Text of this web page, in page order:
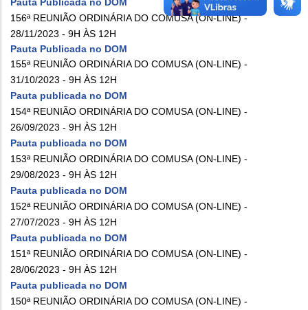
156ª REUNIÃO ORDINÁRIA DO COMUSA (ON-LINE) -
28/11/2023 - 9H ÀS 12H
Pauta Publicada no DOM
155ª REUNIÃO ORDINÁRIA DO COMUSA (ON-LINE) -
31/10/2023 - 9H ÀS 12H
Pauta publicada no DOM
154ª REUNIÃO ORDINÁRIA DO COMUSA (ON-LINE) -
26/09/2023 - 9H ÀS 12H
Pauta publicada no DOM
153ª REUNIÃO ORDINÁRIA DO COMUSA (ON-LINE) -
29/08/2023 - 9H ÀS 12H
Pauta publicada no DOM
152ª REUNIÃO ORDINÁRIA DO COMUSA (ON-LINE) -
27/07/2023 - 9H ÀS 12H
Pauta publicada no DOM
151ª REUNIÃO ORDINÁRIA DO COMUSA (ON-LINE) -
28/06/2023 - 9H ÀS 12H
Pauta publicada no DOM
150ª REUNIÃO ORDINÁRIA DO COMUSA (ON-LINE) -